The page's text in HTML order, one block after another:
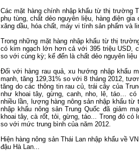
Các mặt hàng chính nhập khẩu từ thị trường
phụ tùng, chất dẻo nguyên liệu, hàng điện
xăng dầu, hóa chất, máy vi tính sản phẩm và
Trong những mặt hàng nhập khẩu từ thị
có kim ngạch lớn hơn cả với 395 triệu USD,
so với cùng kỳ; kế đến là chất dẻo nguyên
Đối với hàng rau quả, xu hướng nhập khẩu
mạnh, tăng 129,31% so với 8 tháng 2012,
tăng do các thông tin rau củ, trái cây của
như khoai tây, gừng, canh, nho, lê, táo…
nhiều lần, lượng hàng nông sản nhập khẩu
nhập khẩu nông sản Trung Quốc đã giảm
khoai tây, cà rốt, tỏi, gừng, táo... Trong đó có
so với mức trung bình của năm 2012.
Hiện hàng nông sản Thái Lan nhập khẩu về
đậu Hà Lan...